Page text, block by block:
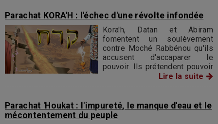
Parachat KORA'H : l'échec d'une révolte infondée
Kora'h, Datan et Abiram
fomentent un soulèvement
contre Moché Rabbénou qu'ils
accusent d'accaparer le
pouvoir. Ils prétendent pouvoir
assumer avec l'ensemble des
hommes du peuple d’Israël, la
juives.
Lire la suite
Parachat 'Houkat : l'impureté, le manque d'eau et le
mécontentement du peuple